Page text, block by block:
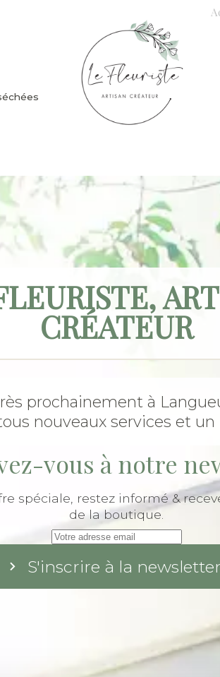
CRÉATEUR
prochainement à
nouveaux services et
vous à notre
spéciale, restez informé &
de la boutique.
S'inscrire à la newsletter